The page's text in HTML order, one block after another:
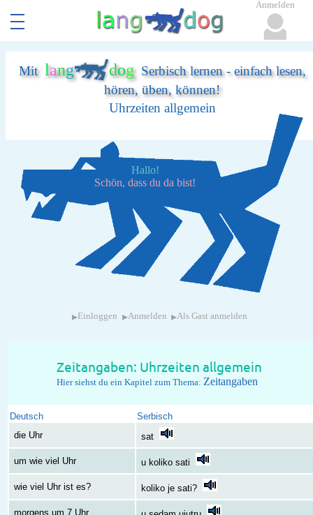
Mit lang dogSerbisch lernen - einfach lesen,
hören, üben, können!
Uhrzeiten allgemein
Hallo!
Schön, dass du da bist!
▸ Einloggen ▸Anmelden ▸Als Gast anmelden
Zeitangaben: Uhrzeiten allgemein
Hier siehst du ein Kapitel zum Thema: Zeitangaben
Deutsch
Serbisch
die Uhr
sat
um wie viel Uhr u koliko sati
wie viel Uhr ist es? koliko je sati?
morgens um 7 Uhr
Anmelden